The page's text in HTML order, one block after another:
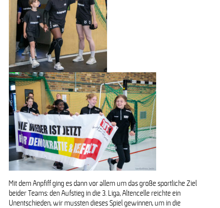
Mit dem Anpfiff ging es dann vor allem um das große sportliche Ziel
beider Teams: den Aufstieg in die 3. Liga, Altencelle reichte ein
Unentschieden, wir mussten dieses Spiel gewinnen, um in die